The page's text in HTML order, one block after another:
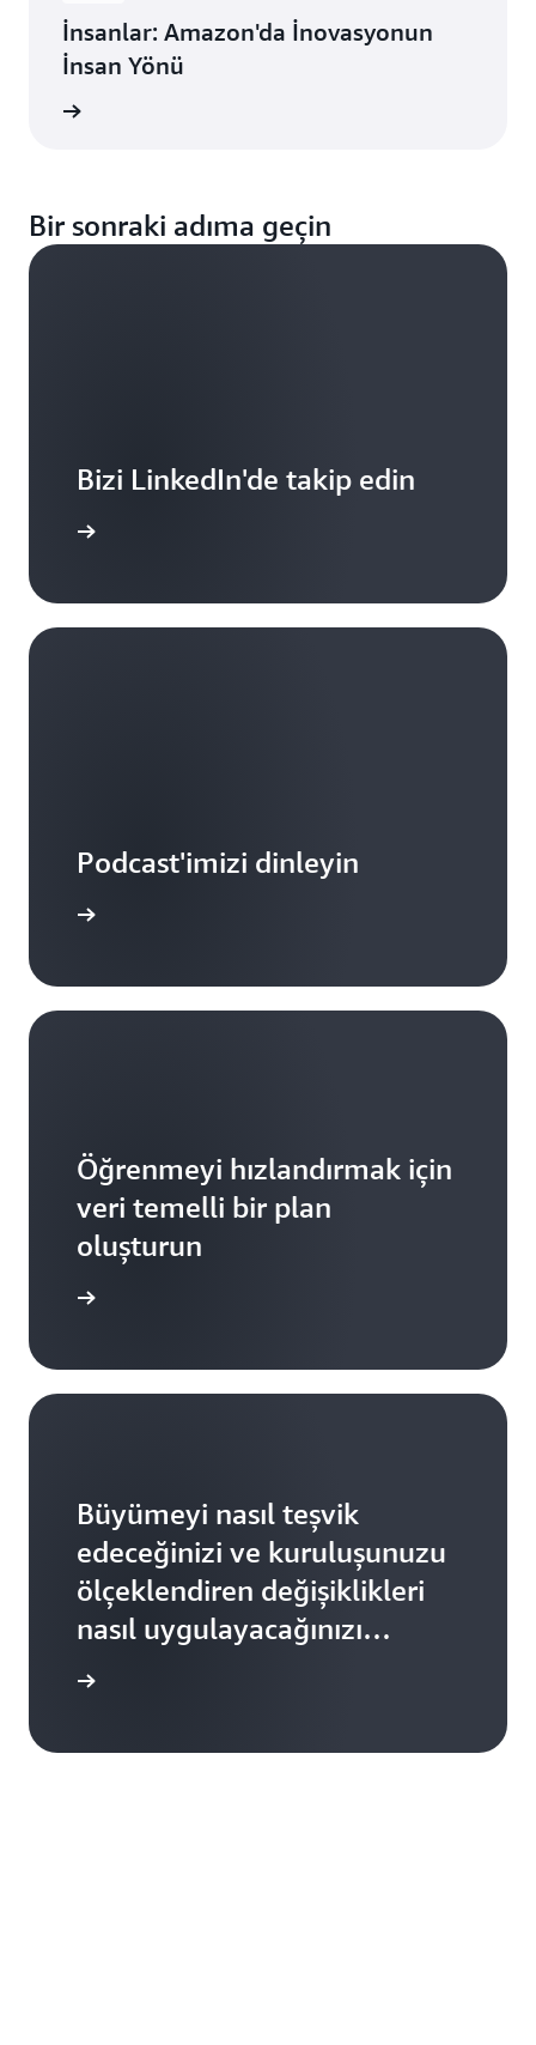
İnsanlar: Amazon'da İnovasyonun
İnsan Yönü
Bir sonraki adıma geçin
Bizi LinkedIn'de takip edin
Podcast'imizi dinleyin
Öğrenmeyi hızlandırmak için
veri temelli bir plan
oluşturun
Büyümeyi nasıl teşvik
edeceğinizi ve kuruluşunuzu
ölçeklendiren değişiklikleri
nasıl uygulayacağınızı
öğrenin Dijital dönüşüm